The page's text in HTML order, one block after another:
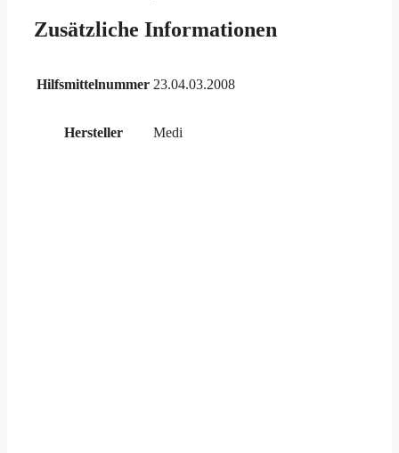
Zusätzliche Informationen
Hilfsmittelnummer 23.04.03.2008
Hersteller Medi